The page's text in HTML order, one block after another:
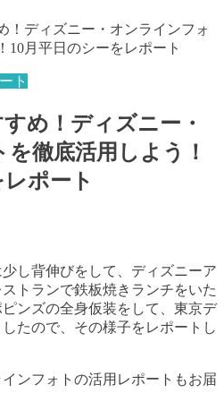
！ディズニー・オンラインフォ
10月平日のシーをレポート
ト
すめ！ディズニー・
徹底活用しよう！
ポート
し背伸びをして、ディズニーア
トランで鉄板焼きランチをいた
ンズの全身仮装をして、東京デ
たので、その様子をレポートし
ンフォトの活用レポートもお届